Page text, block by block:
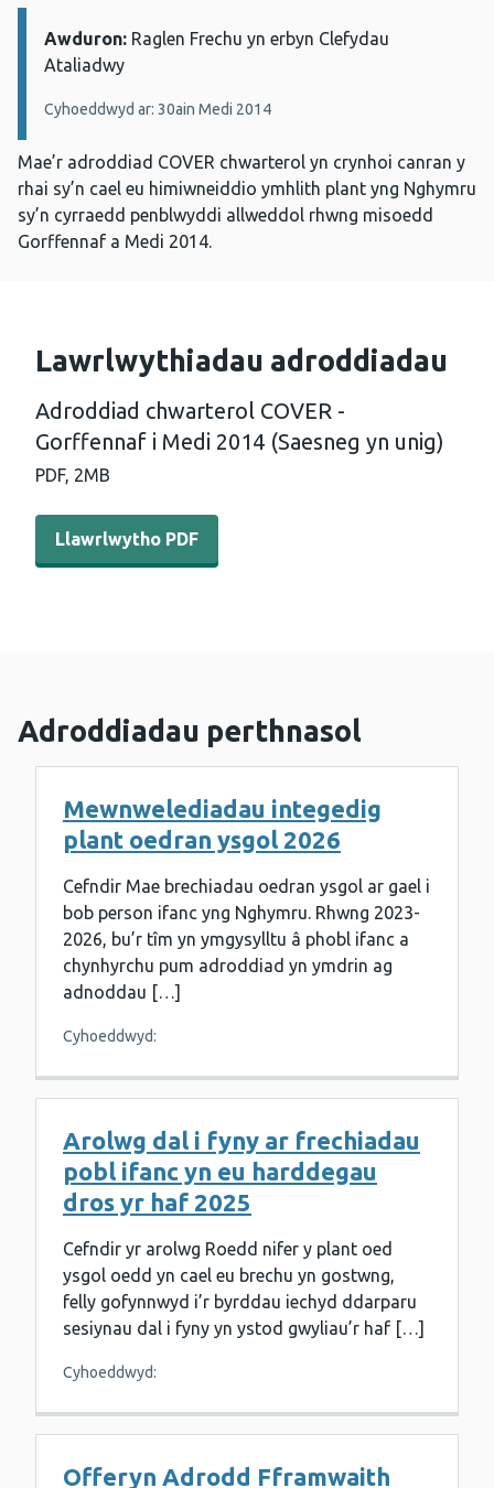
Manylion:
Awduron: Raglen Frechu yn erbyn Clefydau
Ataliadwy
Cyhoeddwyd ar: 30ain Medi 2014
Mae’r adroddiad COVER chwarterol yn crynhoi canran y
rhai sy’n cael eu himiwneiddio ymhlith plant yng Nghymru
sy’n cyrraedd penblwyddi allweddol rhwng misoedd
Gorffennaf a Medi 2014.
Lawrlwythiadau adroddiadau
Adroddiad chwarterol COVER -
Gorffennaf i Medi 2014 (Saesneg yn unig)
PDF, 2MB
Llawrlwytho PDF - Adroddiad chwarterol COVER -
Llawrlwytho PDF
Adroddiadau perthnasol
Mewnwelediadau integedig
plant oedran ysgol 2026
Cefndir Mae brechiadau oedran ysgol ar gael i
bob person ifanc yng Nghymru. Rhwng 2023-
2026, bu’r tîm yn ymgysylltu â phobl ifanc a
chynhyrchu pum adroddiad yn ymdrin ag
adnoddau […]
Cyhoeddwyd:
Arolwg dal i fyny ar frechiadau
pobl ifanc yn eu harddegau
dros yr haf 2025
Cefndir yr arolwg Roedd nifer y plant oed
ysgol oedd yn cael eu brechu yn gostwng,
felly gofynnwyd i’r byrddau iechyd ddarparu
sesiynau dal i fyny yn ystod gwyliau’r haf […]
Cyhoeddwyd:
Offeryn Adrodd Fframwaith